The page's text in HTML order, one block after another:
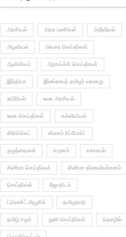
அரசியல் அரசு பணிகள் அறிவியல்
அழகியல் அவசர செய்திகள்
ஆன்மிகம் ஆராய்ச்சி செய்திகள்
இந்தியா இலங்கைத் தமிழர் வரலாறு
உயிரியல் உலக அரசியல்
உலக செய்திகள் கல்வியியல்
கிரிக்கெட் கிரைம் ரிப்போர்ட்
குழந்தைகள் சமூகம் சமையல்
சினிமா செய்திகள் சினிமா திரைவிமர்சனம்
செய்திகள் ஜோதிடம்
ட்ரெண்ட் மியூசிக் தமிழநாடு
தமிழ் ஈழம் துளி செய்திகள் தொழில்